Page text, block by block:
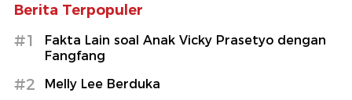
Berita Terpopuler
#1
Fakta Lain soal Anak Vicky Prasetyo dengan
Fangfang
#2 Melly Lee Berduka